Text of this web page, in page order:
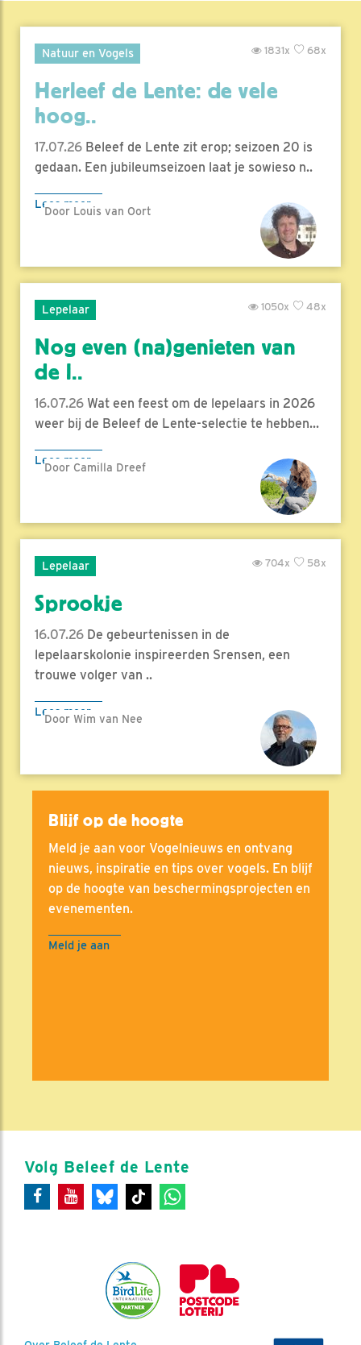
Natuur en Vogels 68x
1831x
Herleef de Lente: de vele
hoog..
17.07.26 Beleef de Lente zit erop; seizoen 20 is
gedaan. Een jubileumseizoen laat je sowieso n..
Lees meer
Door Louis van Oort
Lepelaar 48x
1050x
Nog even (na)genieten van
de l..
16.07.26 Wat een feest om de lepelaars in 2026
weer bij de Beleef de Lente-selectie te hebben...
Lees meer
Door Camilla Dreef
Lepelaar 58x
704x
Sprookje
16.07.26 De gebeurtenissen in de
lepelaarskolonie inspireerden Srensen, een
trouwe volger van ..
Lees meer
Door Wim van Nee
Blijf op de hoogte
Meld je aan voor Vogelnieuws en ontvang
nieuws, inspiratie en tips over vogels. En blijf
op de hoogte van beschermingsprojecten en
evenementen.
Meld je aan
Volg Beleef de Lente